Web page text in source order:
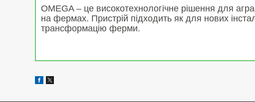
OMEGA – це високотехнологічне рішення для
на фермах. Пристрій підходить як для нових
трансформацію ферми.